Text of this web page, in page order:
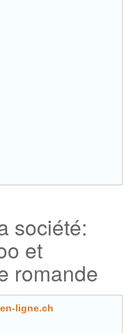
société:
et
romande
ligne.ch